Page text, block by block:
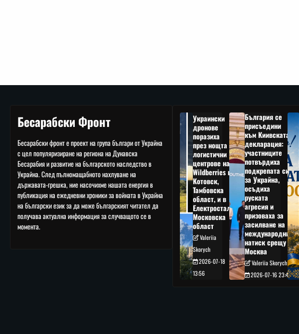
Бесарабски Фронт
Бесарабски фронт е проект на група българи от Украйна
с цел популяризиране на региона на Дунавска
Бесарабия и развитие на българското наследство в
Украйна. След пълномащабното нахлуване на
държавата-грешка, ние насочихме нашата енергия в
публикация на ежедневни хроники за войната в Украйна
на български език за да може българският читател да
получава актуална информация за случващото се в
момента.
Украински
дронове
поразиха
през нощта
логистични
центрове на
Wildberries в
Котовск,
Тамбовска
област, и в
Електростал,
Московска
област
Valeriia
Skorych
2026-07-18
13:56
България се
присъедини
към Киивската
декларация:
участниците
потвърдиха
подкрепата си
за Украйна,
осъдиха
руската
агресия и
призоваха за
засилване на
международния
натиск срещу
Москва
Valeriia Skorych
2026-07-16 23:49